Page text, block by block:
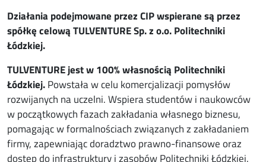
Działania podejmowane przez CIP wspierane są przez
spółkę celową TULVENTURE Sp. z o.o. Politechniki
Łódzkiej.
TULVENTURE jest w 100% własnością Politechniki
Łódzkiej.Powstała w celu komercjalizacji pomysłów
rozwijanych na uczelni. Wspiera studentów i naukowców
w początkowych fazach zakładania własnego biznesu,
pomagając w formalnościach związanych z zakładaniem
firmy, zapewniając doradztwo prawno-finansowe oraz
dostęp do infrastruktury i zasobów Politechniki Łódzkiej.